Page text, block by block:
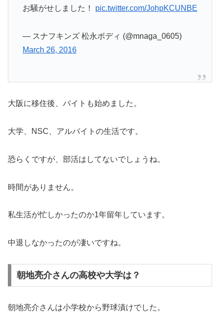
お騒がせしました！ pic.twitter.com/JohpKCUNBE
— スナフキンズ 松永ボディ (@mnaga_0605)
March 26, 2016
大阪に移住後、バイトも始めました。
大学、NSC、アルバイトの生活です。
恐らくですが、部活はしてないでしょうね。
時間がありません。
私生活が忙しかったのか1年留年しています。
中退しなかったのが凄いですね。
朝地亮介さんの高校や大学は？
朝地亮介さんは小学校から野球漬けでした。